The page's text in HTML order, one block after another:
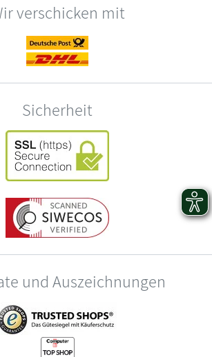
verschicken mit
Sicherheit
und Auszeichnungen